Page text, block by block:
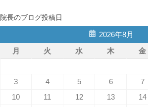
院長のブログ投稿日
2026年8月
月
火 水 木 金
3
4 5 6 7
10
11 12 13 14